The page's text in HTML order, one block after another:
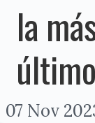
la
07 Nov